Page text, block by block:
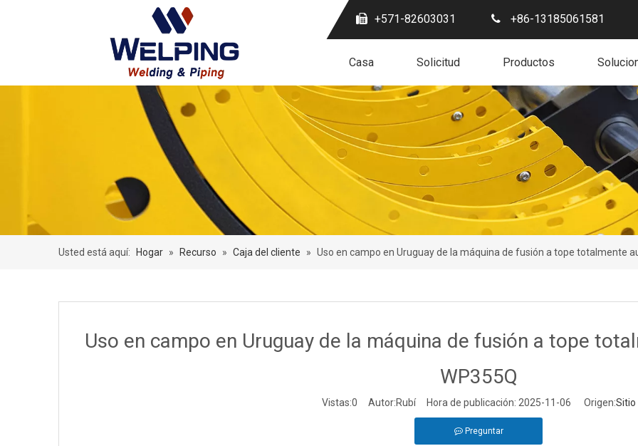
+571-82603031 +86-13185061581
Casa Solicitud Productos
Usted está aquí: Hogar » Recurso » Caja del cliente » Uso en campo en Uruguay de la máquina de fusión a tope totalmente
Uso en campo en Uruguay de la máquina de fusión a tope
WP355Q
Vistas:0 Autor:Rubí Hora de publicación: 2025-11-06 Origen:Sitio
Preguntar